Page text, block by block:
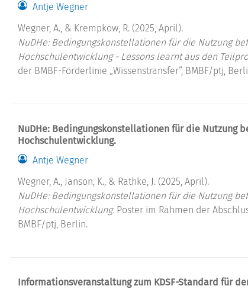
Antje Wegner
Wegner, A., & Krempkow, R. (2025, April).
NuDHe: Bedingungskonstellationen für die Nutzung
Hochschulentwicklung - Lessons learnt aus den
der BMBF-Förderlinie „Wissenstransfer“​, BMBF/ptj,
NuDHe: Bedingungskonstellationen für die Nutzung
Hochschulentwicklung.
Antje Wegner
Wegner, A., Janson, K., & Rathke, J. (2025, April).
NuDHe: Bedingungskonstellationen für die Nutzung
Hochschulentwicklung. Poster im Rahmen der
BMBF/ptj, Berlin.
Informationsveranstaltung zum KDSF-Standard für